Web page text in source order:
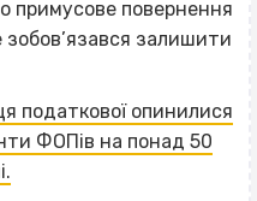
примусове повернення
залишити
податкової опинилися
ФОПів на понад 50